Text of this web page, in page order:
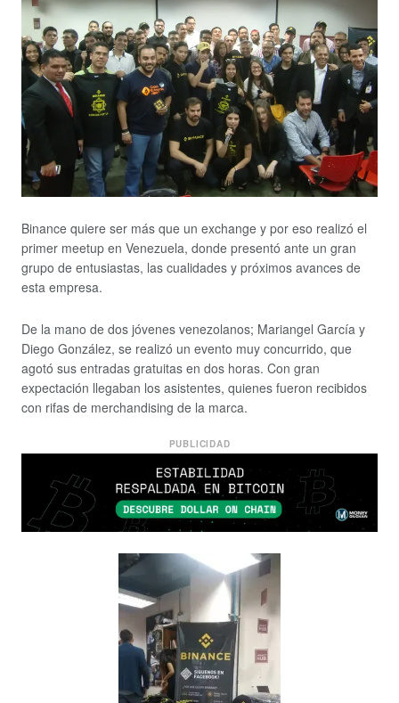
Binance quiere ser más que un exchange y por eso realizó el
primer meetup en Venezuela, donde presentó ante un gran
grupo de entusiastas, las cualidades y próximos avances de
esta empresa.
De la mano de dos jóvenes venezolanos; Mariangel García y
Diego González, se realizó un evento muy concurrido, que
agotó sus entradas gratuitas en dos horas. Con gran
expectación llegaban los asistentes, quienes fueron recibidos
con rifas de merchandising de la marca.
PUBLICIDAD